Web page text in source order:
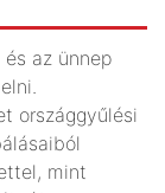
és az ünnep
országgyűlési
mint